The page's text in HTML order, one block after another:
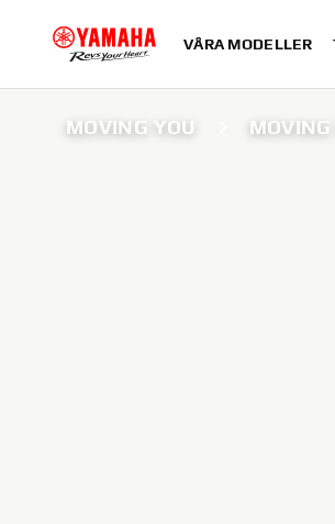
VÅRA MODELLER
MOVING YOU